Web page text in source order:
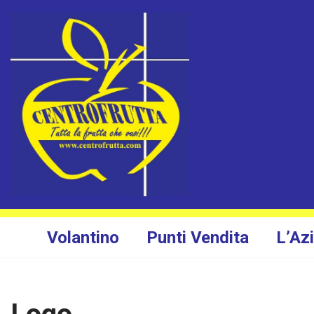
al
contenuto
Volantino Punti Vendita